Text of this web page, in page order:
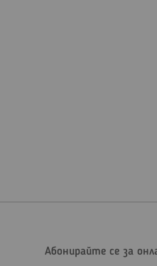
Абонирайте се за